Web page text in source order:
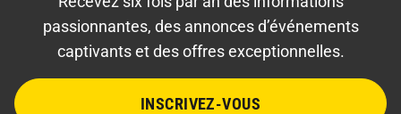
passionnantes, des annonces d’événements
captivants et des offres exceptionnelles.
INSCRIVEZ-VOUS